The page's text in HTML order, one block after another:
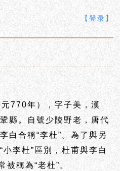
【登录】
770年），字子美，漢
縣。自號少陵野老，唐代
白合稱“李杜”。為了與另
李杜”區別，杜甫與李白
被稱為“老杜”。